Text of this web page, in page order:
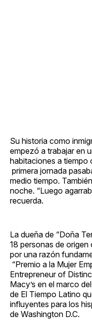
Su historia como
empezó a trabajar en
habitaciones a tiempo
primera jornada
medio tiempo.
noche. “Luego
recuerda.
La dueña de “Doña
18 personas de
por una razón
“Premio a la Mujer
Entrepreneur of
Macy’s en el marco
de El Tiempo Latino
influyentes para los
de Washington D.C.